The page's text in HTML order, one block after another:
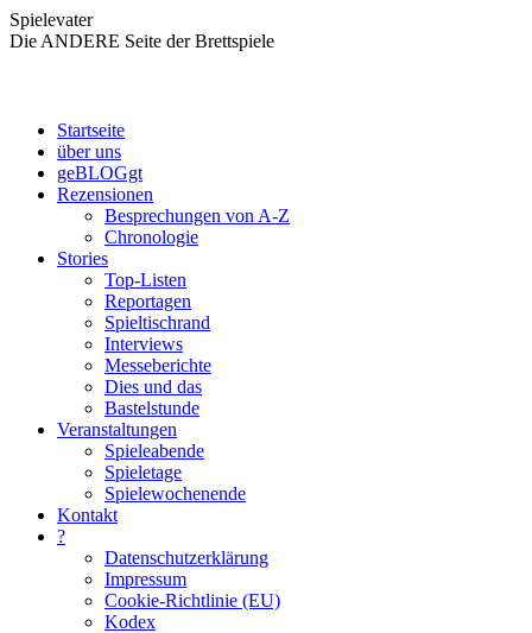
Zum
Inhalt
Spielevater
Die ANDERE Seite der Brettspiele
Startseite
über uns
geBLOGgt
Rezensionen
Besprechungen von A-Z
Chronologie
Stories
Top-Listen
Reportagen
Spieltischrand
Interviews
Messeberichte
Dies und das
Bastelstunde
Veranstaltungen
Spieleabende
Spieletage
Spielewochenende
Kontakt
?
Datenschutzerklärung
Impressum
Cookie-Richtlinie (EU)
Kodex